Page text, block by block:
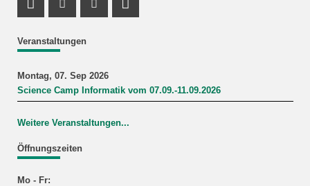
Veranstaltungen
Montag, 07. Sep 2026
Science Camp Informatik vom 07.09.-11.09.2026
Weitere Veranstaltungen...
Öffnungszeiten
Mo - Fr:
Profil Mastodon
Instagram Profil
Youtube Profil
LinkedIn Profil